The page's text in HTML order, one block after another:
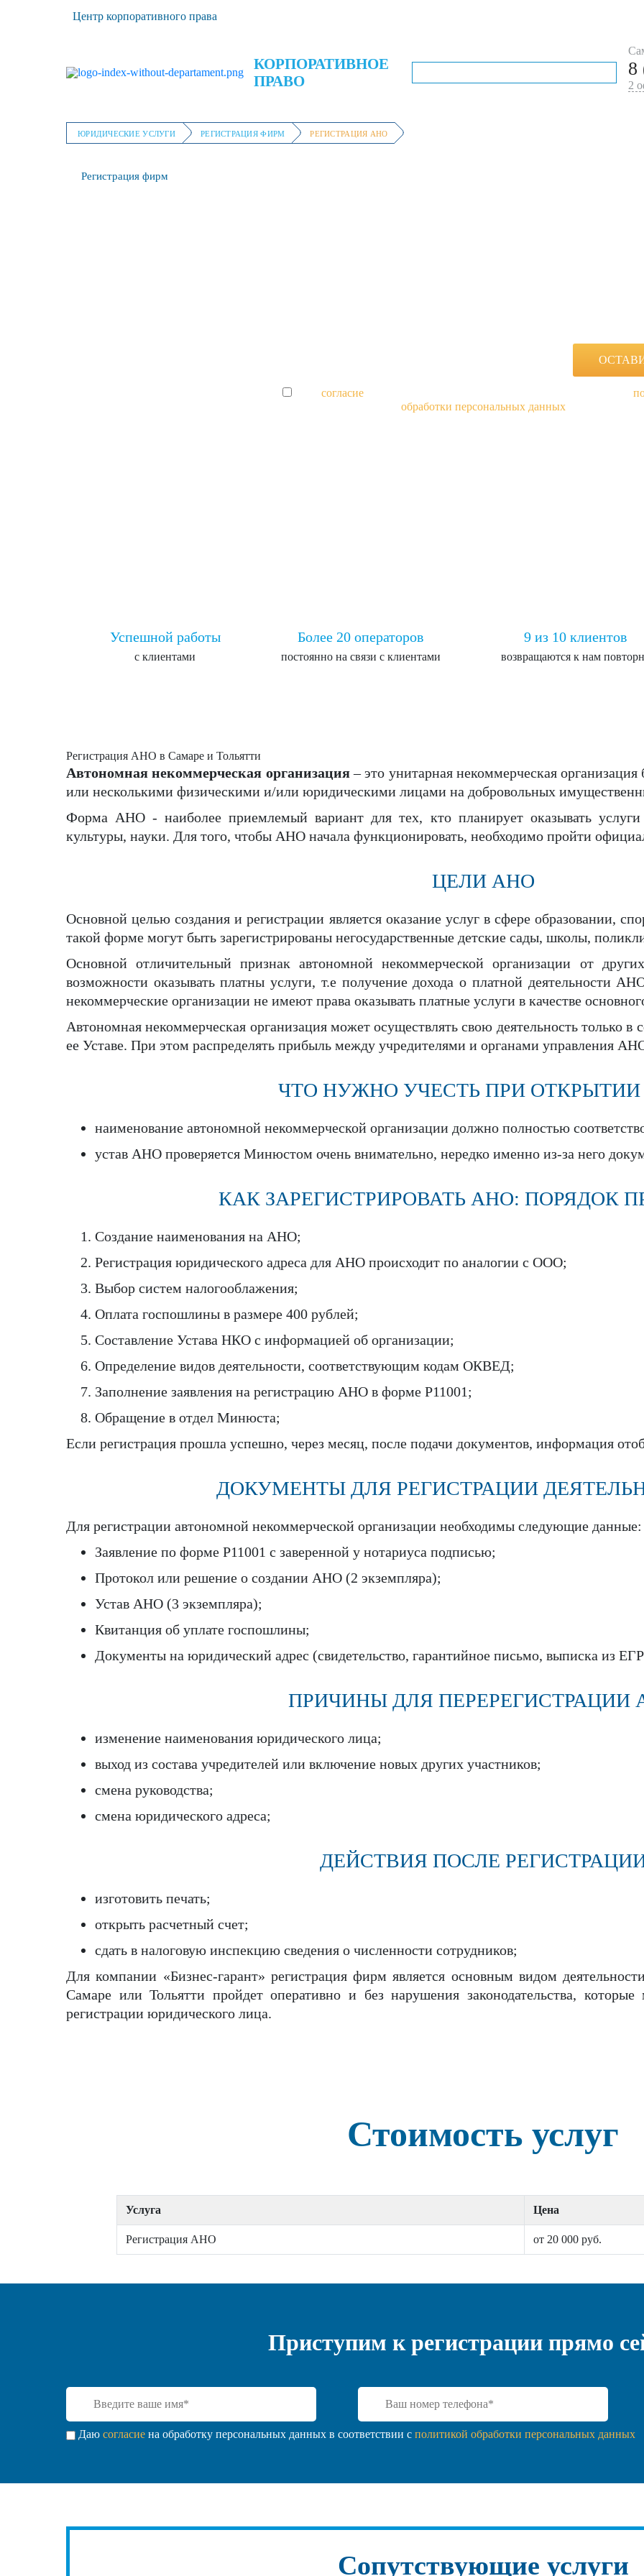
Центр корпоративного права
КОРПОРАТИВНОЕ
ПРАВО
8
2
ЮРИДИЧЕСКИЕ УСЛУГИ РЕГИСТРАЦИЯ ФИРМ РЕГИСТРАЦИЯ АНО
Регистрация фирм
согласиена обработку персональных данных в соответствии с
обработки персональных данных
Успешной работы
с клиентами
Более 20 операторов
постоянно на связи с клиентами
9 из 10 клиентов
возвращаются к нам
Регистрация АНО в Самаре и Тольятти
Автономная некоммерческая организация– это унитарная некоммерческая
или несколькими физическими и/или юридическими лицами на добровольных
Форма АНО - наиболее приемлемый вариант для тех, кто планирует оказывать услуги
культуры, науки. Для того, чтобы АНО начала функционировать, необходимо пройти
ЦЕЛИ АНО
Основной целью создания и регистрации является оказание услуг в сфере образовании,
такой форме могут быть зарегистрированы негосударственные детские сады, школы,
Основной отличительный признак автономной некоммерческой организации от
возможности оказывать платны услуги, т.е получение дохода о платной деятельности
некоммерческие организации не имеют права оказывать платные услуги в качестве
Автономная некоммерческая организация может осуществлять свою деятельность только в
ее Уставе. При этом распределять прибыль между учредителями и органами управления
ЧТО НУЖНО УЧЕСТЬ ПРИ
наименование автономной некоммерческой организации должно полностью
устав АНО проверяется Минюстом очень внимательно, нередко именно из-за него
КАК ЗАРЕГИСТРИРОВАТЬ АНО: ПОРЯДОК
Создание наименования на АНО;
Регистрация юридического адреса для АНО происходит по аналогии с ООО;
Выбор систем налогооблажения;
Оплата госпошлины в размере 400 рублей;
Составление Устава НКО с информацией об организации;
Определение видов деятельности, соответствующим кодам ОКВЕД;
Заполнение заявления на регистрацию АНО в форме P11001;
Обращение в отдел Минюста;
Если регистрация прошла успешно, через месяц, после подачи документов, информация
ДОКУМЕНТЫ ДЛЯ РЕГИСТРАЦИИ
Для регистрации автономной некоммерческой организации необходимы следующие данные:
Заявление по форме P11001 с заверенной у нотариуса подписью;
Протокол или решение о создании АНО (2 экземпляра);
Устав АНО (3 экземпляра);
Квитанция об уплате госпошлины;
Документы на юридический адрес (свидетельство, гарантийное письмо, выписка из
ПРИЧИНЫ ДЛЯ ПЕРЕРЕГИСТРАЦИИ
изменение наименования юридического лица;
выход из состава учредителей или включение новых других участников;
смена руководства;
смена юридического адреса;
ДЕЙСТВИЯ ПОСЛЕ
изготовить печать;
открыть расчетный счет;
сдать в налоговую инспекцию сведения о численности сотрудников;
Для компании «Бизнес-гарант» регистрация фирм является основным видом
Самаре или Тольятти пройдет оперативно и без нарушения законодательства, которые
регистрации юридического лица.
Стоимость услуг
Услуга Цена
Регистрация АНО от 20 000 руб.
Приступим к регистрации прямо
Даю согласие на обработку персональных данных в соответствии с политикой обработки персональных данных
Сопутствующие услуги